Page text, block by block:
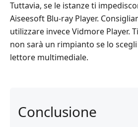
Tuttavia, se le istanze ti
Aiseesoft Blu-ray Player.
utilizzare invece Vidmore Player.
non sarà un rimpianto se lo
lettore multimediale.
Conclusione